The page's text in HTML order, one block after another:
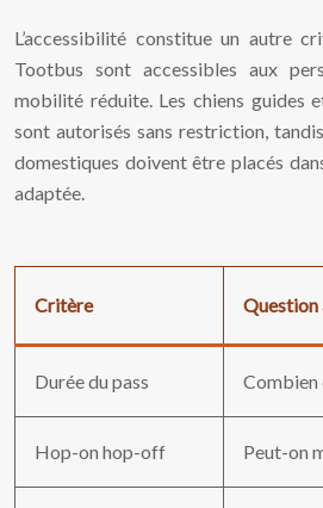
L’accessibilité constitue un autre
Tootbus sont accessibles aux
mobilité réduite. Les chiens guides
sont autorisés sans restriction,
domestiques doivent être placés
adaptée.
Critère Question
Durée du pass Combien
Hop-on hop-off Peut-on